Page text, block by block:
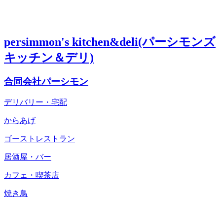
persimmon's kitchen&deli(パーシモンズ
キッチン＆デリ)
合同会社パーシモン
デリバリー・宅配
からあげ
ゴーストレストラン
居酒屋・バー
カフェ・喫茶店
焼き鳥